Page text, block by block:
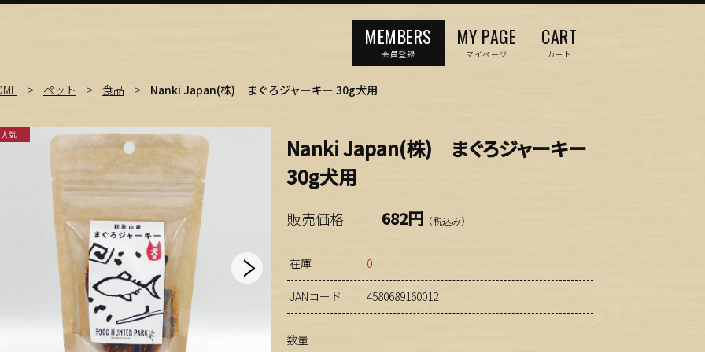
MEMBERS
会員登録
MY PAGE
マイページ
CART
カート
ペット 食品 Nanki Japan(株) まぐろジャーキー 30g犬用
Nanki Japan(株) まぐろジャーキー
30g犬用
販売価格 682円 （税込み）
在庫 0
JANコード 4580689160012
数量